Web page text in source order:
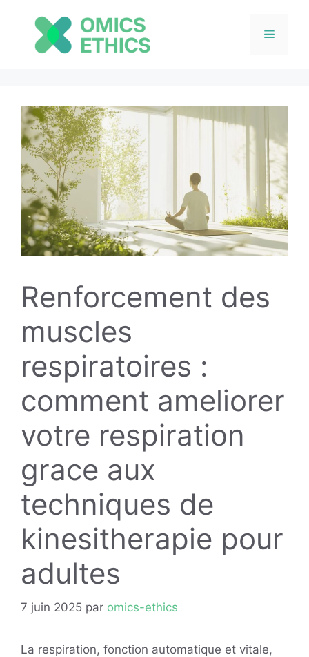
contenu
Menu
Renforcement des
muscles
respiratoires :
comment ameliorer
votre respiration
grace aux
techniques de
kinesitherapie pour
adultes
7 juin 2025 par omics-ethics
La respiration, fonction automatique et vitale,